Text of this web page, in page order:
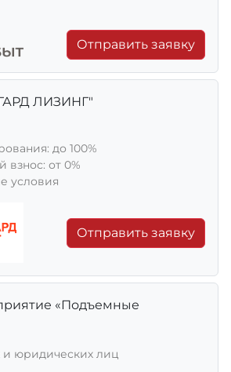
Отправить заявку
ЛИЗИНГ"
до 100%
взнос: от 0%
условия
Отправить заявку
«Подъемные
и юридических лиц